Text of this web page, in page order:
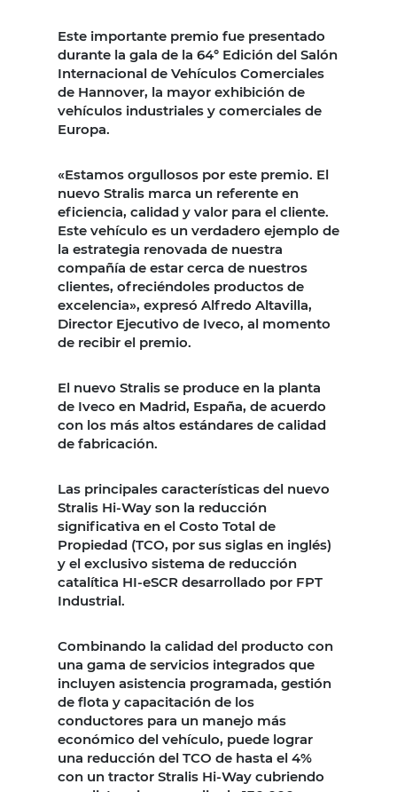
Este importante premio fue presentado
durante la gala de la 64° Edición del Salón
Internacional de Vehículos Comerciales
de Hannover, la mayor exhibición de
vehículos industriales y comerciales de
Europa.
«Estamos orgullosos por este premio. El
nuevo Stralis marca un referente en
eficiencia, calidad y valor para el cliente.
Este vehículo es un verdadero ejemplo de
la estrategia renovada de nuestra
compañía de estar cerca de nuestros
clientes, ofreciéndoles productos de
excelencia», expresó Alfredo Altavilla,
Director Ejecutivo de Iveco, al momento
de recibir el premio.
El nuevo Stralis se produce en la planta
de Iveco en Madrid, España, de acuerdo
con los más altos estándares de calidad
de fabricación.
Las principales características del nuevo
Stralis Hi-Way son la reducción
significativa en el Costo Total de
Propiedad (TCO, por sus siglas en inglés)
y el exclusivo sistema de reducción
catalítica HI-eSCR desarrollado por FPT
Industrial.
Combinando la calidad del producto con
una gama de servicios integrados que
incluyen asistencia programada, gestión
de flota y capacitación de los
conductores para un manejo más
económico del vehículo, puede lograr
una reducción del TCO de hasta el 4%
con un tractor Stralis Hi-Way cubriendo